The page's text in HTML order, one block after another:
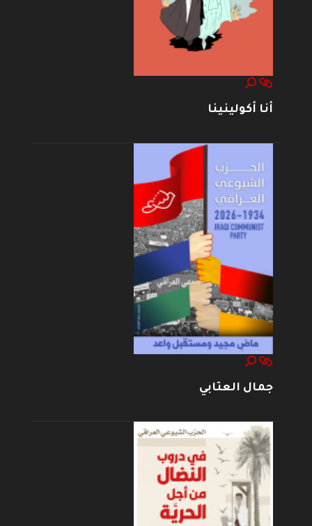
أنا أكولينينا
جمال العتابي